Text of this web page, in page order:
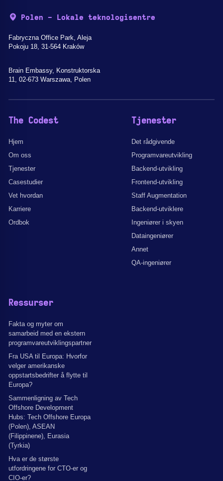
Polen - Lokale teknologisentre
Fabryczna Office Park, Aleja
Pokoju 18, 31-564 Kraków
Brain Embassy, Konstruktorska
11, 02-673 Warszawa, Polen
The Codest
Hjem
Om oss
Tjenester
Casestudier
Vet hvordan
Karriere
Ordbok
Tjenester
Det rådgivende
Programvareutvikling
Backend-utvikling
Frontend-utvikling
Staff Augmentation
Backend-utviklere
Ingeniører i skyen
Dataingeniører
Annet
QA-ingeniører
Ressurser
Fakta og myter om
samarbeid med en ekstern
programvareutviklingspartner
Fra USA til Europa: Hvorfor
velger amerikanske
oppstartsbedrifter å flytte til
Europa?
Sammenligning av Tech
Offshore Development
Hubs: Tech Offshore Europa
(Polen), ASEAN
(Filippinene), Eurasia
(Tyrkia)
Hva er de største
utfordringene for CTO-er og
CIO-er?